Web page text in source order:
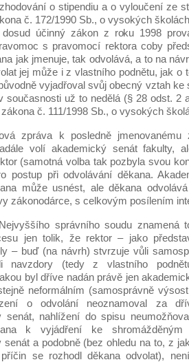
o stipendiu a o vyloučení ze
č. 172/1990 Sb., o vysokých
účinný zákon z roku 1998
s pravomocí rektora coby
jak jmenuje, tak odvolává, a to na
jej může i z vlastního podnětu, jak o
vyjadřoval svůj obecný vztah ke
současnosti už to nedělá (§ 28 odst. 2
č. 111/1998 Sb., o vysokých
zpráva k posledně jmenovanému
volí akademický senát fakulty,
(samotná volba tak pozbyla svou
postup při odvolávání děkana.
může usnést, ale děkana
zákonodárce, s celkovým posílením
správního soudu znamená
jen tolik, že rektor – jako
– buď (na návrh) stvrzuje vůli
navzdory (tedy z vlastního
byl dříve nadán právě jen
neformálním (samosprávně
o odvolání neoznamoval za
senát, nahlížení do spisu
k vyjádření ke shromážděným
senát a podobně (bez ohledu na to, z
se rozhodl děkana odvolat),